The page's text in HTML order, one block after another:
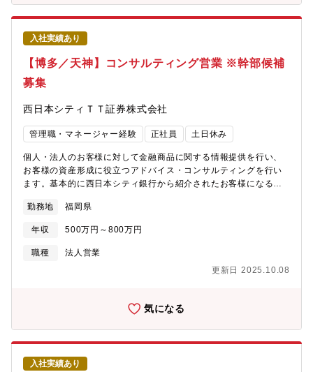
券プラットフォームの運用・顧客分析（顧客ニーズや取引動向の
把握）・債券プロモーション（コンテンツ作成・キャンペーン企
画、提案）【身につくスキル】・債券をはじめとするマーケット
に関する高度な専門知識・顧客ニーズを的確に捉えるマーケティ
ング力・最先端の金融テクノロジーを活用した実務スキル・多様
なメンバーと協働し、プロジェクトを成功に導く推進力・常に最
新の金融トレンドやテクノロジーをキャッチアップする情報感度
度【募集背景】業務拡大に伴い、次世代のリーダー候補となる人
材を募集します。金融のダイナミズムを肌で感じながら、最先端
のマーケットで自分を磨きませんか？金融市場の動向に関心を持
のかを考えることが好きな方のご応募をお待ちしています。
入社実績あり
【博多／天神】コンサルティング営業 ※幹部候補
募集
西日本シティＴＴ証券株式会社
管理職・マネージャー経験 正社員 土日休み
個人・法人のお客様に対して金融商品に関する情報提供を行い、
お客様の資産形成に役立つアドバイス・コンサルティングを行い
ます。基本的に西日本シティ銀行から紹介されたお客様になるの
【具体的には】■お客様への株式・投資信託・債券・仕組債・ファ
ンドラップ 等の商品のご紹介■資産運用のご相談に対し、要望に
添った金融商品のご提案 など【募集背景】増員募集になります。
まずは即戦力としてご活躍頂き、将来的には、幹部としてさらに
勤務地 福岡県
年収 500万円～800万円
職種
法人営業
更新日 2025.10.08
気になる
入社実績あり